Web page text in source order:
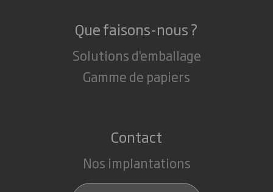
Que faisons-nous ?
Solutions d'emballage
Gamme de papiers
Contact
Nos implantations